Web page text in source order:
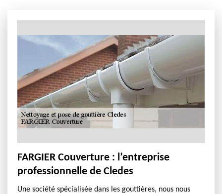
FARGIER Couverture : l’entreprise
professionnelle de Cledes
Une société spécialisée dans les gouttières, nous nous